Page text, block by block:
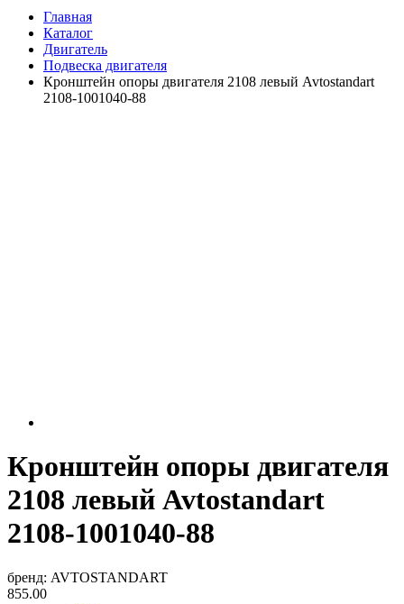
Главная
Каталог
Двигатель
Подвеска двигателя
Кронштейн опоры двигателя 2108 левый Avtostandart
2108-1001040-88
Кронштейн опоры двигателя
2108 левый Avtostandart
2108-1001040-88
бренд: AVTOSTANDART
855.00